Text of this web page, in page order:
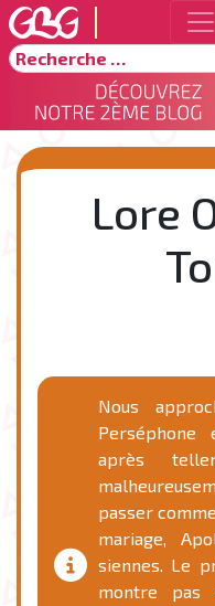
Rechercher
Lore
Nous
Perséphone
après
passer
mariage,
siennes. Le
montre pas